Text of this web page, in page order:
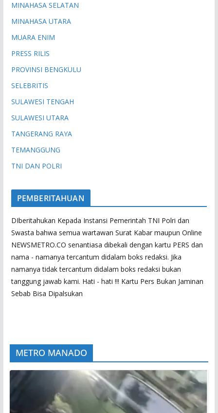
MINAHASA SELATAN
MINAHASA UTARA
MUARA ENIM
PRESS RILIS
PROVINSI BENGKULU
SELEBRITIS
SULAWESI TENGAH
SULAWESI UTARA
TANGERANG RAYA
TEMANGGUNG
TNI DAN POLRI
PEMBERITAHUAN
DIberitahukan Kepada Instansi Pemerintah TNI Polri dan
Swasta bahwa semua wartawan Surat Kabar maupun Online
NEWSMETRO.CO senantiasa dibekali dengan kartu PERS dan
nama - namanya tercantum didalam boks redaksi. Jika
namanya tidak tercantum didalam boks redaksi bukan
tanggung jawab kami. Hati - hati !!! Kartu Pers Bukan Jaminan
Sebab Bisa Dipalsukan
METRO MANADO